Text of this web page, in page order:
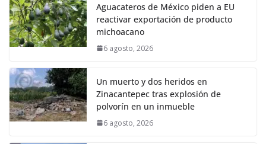
Aguacateros de México piden a EU
reactivar exportación de producto
michoacano
6 agosto, 2026
Un muerto y dos heridos en
Zinacantepec tras explosión de
polvorín en un inmueble
6 agosto, 2026